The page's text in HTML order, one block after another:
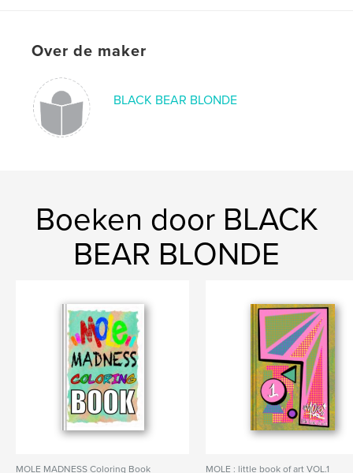
art , mole
Over de maker
BLACK BEAR BLONDE
Boeken door BLACK
BEAR BLONDE
MOLE MADNESS Coloring Book MOLE : little book of art VOL.1